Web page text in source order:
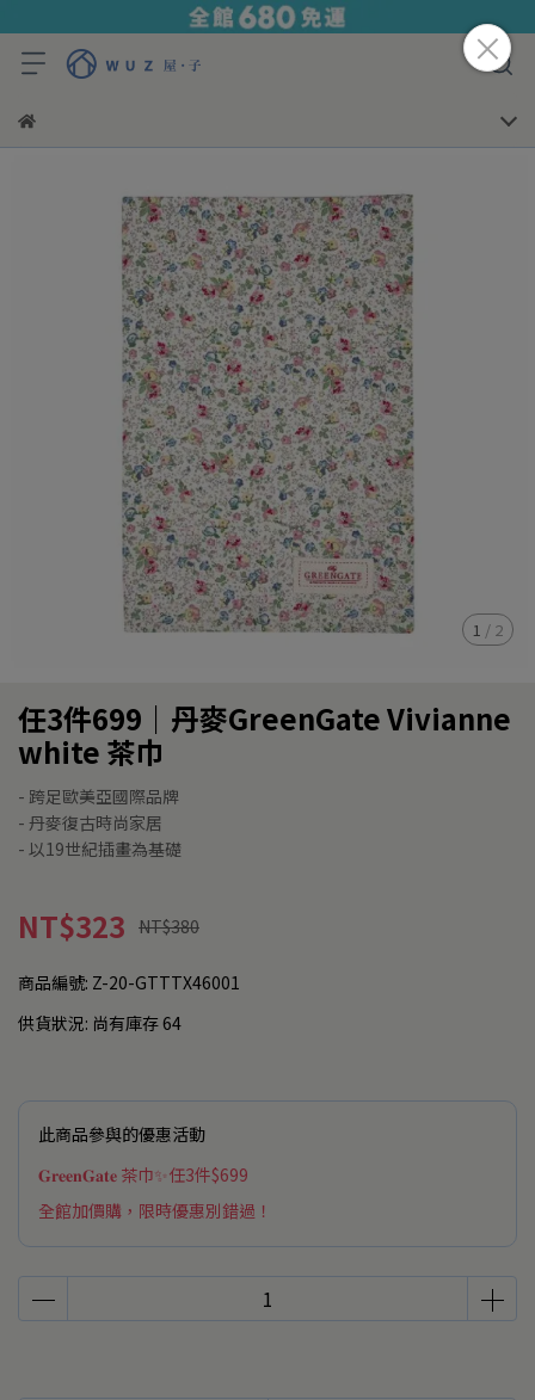
1 / 2
任3件699｜丹麥GreenGate Vivianne
white 茶巾
- 跨足歐美亞國際品牌
- 丹麥復古時尚家居
- 以19世紀插畫為基礎
NT$323 NT$380
商品編號: Z-20-GTTTX46001
供貨狀況: 尚有庫存 64
此商品參與的優惠活動
𝐆𝐫𝐞𝐞𝐧𝐆𝐚𝐭𝐞 茶巾✨任3件$699
全館加價購，限時優惠別錯過！